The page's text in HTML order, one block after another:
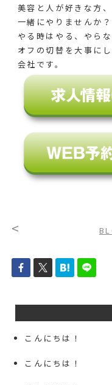
美容と人が好きな方
一緒にやりませんか？
やる時はやる、やら
オフの切替を大事に
会社です。
<
こんにちは！
こんにちは！